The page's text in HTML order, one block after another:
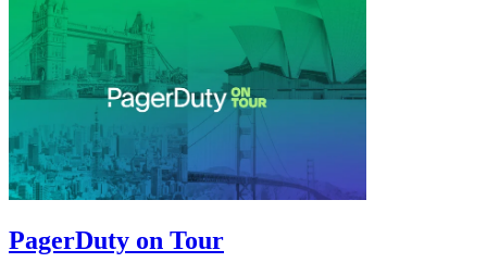
PagerDuty on Tour